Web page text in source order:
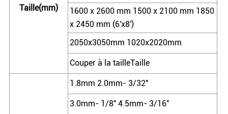
Taille(mm)
1600 x 2600 mm 1500 x 2100 mm 1850
x 2450 mm (6'x8')
2050x3050mm 1020x2020mm
Couper à la tailleTaille
1.8mm 2.0mm- 3/32''
3.0mm- 1/8'' 4.5mm- 3/16''